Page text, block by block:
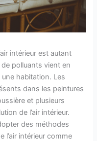
intérieur est autant
de polluants vient en
une habitation. Les
dans les peintures
et plusieurs
de l’air intérieur.
des méthodes
l’air intérieur comme